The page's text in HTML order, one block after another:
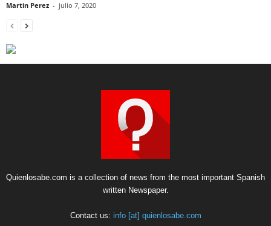
Martin Perez - julio 7, 2020
Quienlosabe.com is a collection of news from the most important Spanish
written Newspaper.
Contact us: info [at] quienlosabe.com